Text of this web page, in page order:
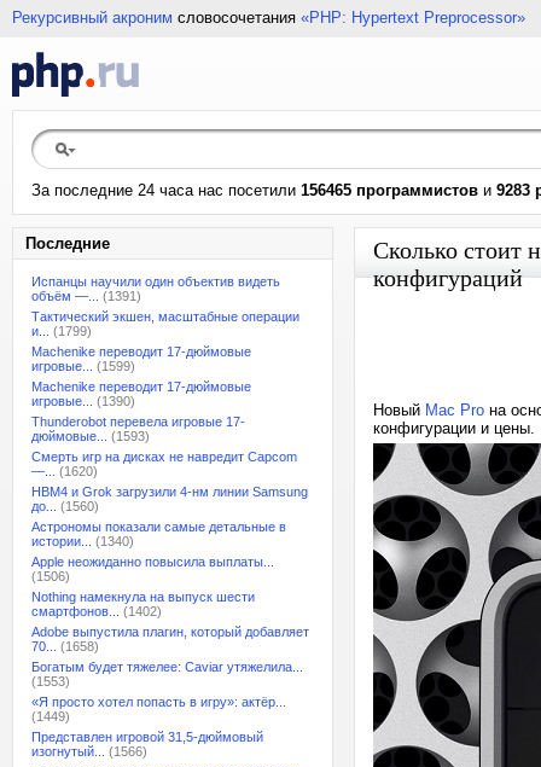
Рекурсивный акроним словосочетания «PHP: Hypertext Preprocessor»
За последние 24 часа нас посетили 156465 программистов и 9283
Последние
Испанцы научили один объектив видеть
объём —...
(1391)
Тактический экшен, масштабные операции
и...
(1799)
Machenike переводит 17-дюймовые
игровые...
(1599)
Machenike переводит 17-дюймовые
игровые...
(1390)
Thunderobot перевела игровые 17-
дюймовые...
(1593)
Смерть игр на дисках не навредит Capcom
—...
(1620)
HBM4 и Grok загрузили 4-нм линии Samsung
до...
(1560)
Астрономы показали самые детальные в
истории...
(1340)
Apple неожиданно повысила выплаты...
(1506)
Nothing намекнула на выпуск шести
смартфонов...
(1402)
Adobe выпустила плагин, который добавляет
70...
(1658)
Богатым будет тяжелее: Caviar утяжелила...
(1553)
«Я просто хотел попасть в игру»: актёр...
(1449)
Представлен игровой 31,5-дюймовый
изогнутый...
(1566)
Сколько стоит
конфигураций
Новый Mac Pro на
конфигурации и цены.